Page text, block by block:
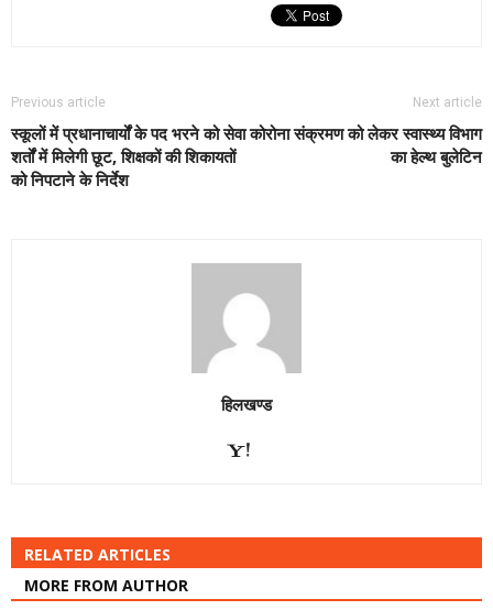
Previous article
स्कूलों में प्रधानाचार्यों के पद भरने को सेवा
शर्तों में मिलेगी छूट, शिक्षकों की शिकायतों
को निपटाने के निर्देश
Next article
कोरोना संक्रमण को लेकर स्वास्थ्य विभाग
का हेल्थ बुलेटिन
हिलखण्ड
RELATED ARTICLES
MORE FROM AUTHOR